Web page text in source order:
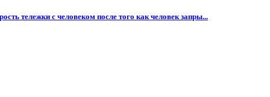
тележки с человеком после того как человек запры...